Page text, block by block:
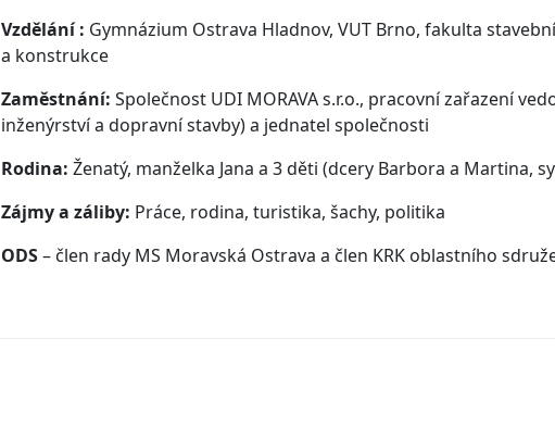
Vzdělání : Gymnázium Ostrava Hladnov, VUT Brno, fakulta
a konstrukce
Zaměstnání: Společnost UDI MORAVA s.r.o., pracovní zařazení
inženýrství a dopravní stavby) a jednatel společnosti
Rodina: Ženatý, manželka Jana a 3 děti (dcery Barbora a Martina,
Zájmy a záliby: Práce, rodina, turistika, šachy, politika
ODS– člen rady MS Moravská Ostrava a člen KRK oblastního